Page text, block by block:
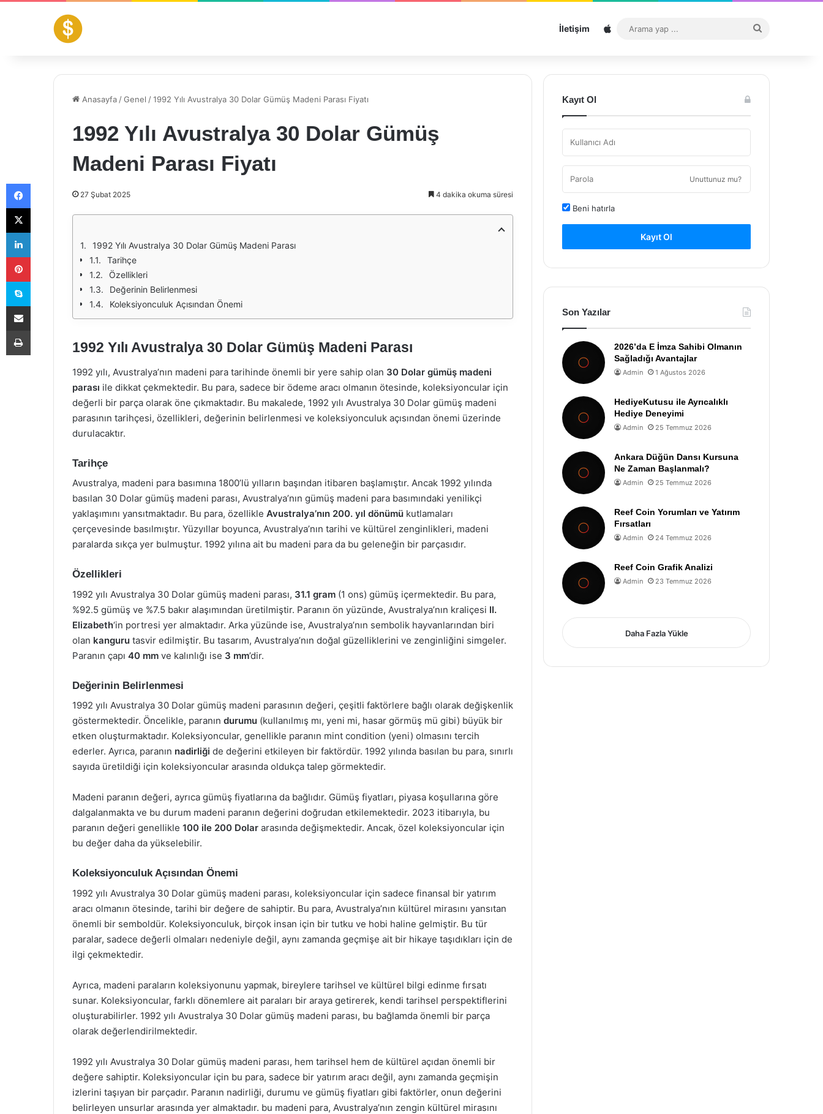
İletişim Sitemap
...
Anasayfa /Genel /1992 Yılı Avustralya 30 Dolar Gümüş Madeni Parası Fiyatı
1992 Yılı Avustralya 30 Dolar Gümüş
Madeni Parası Fiyatı
27 Şubat 2025 4 dakika okuma süresi
1992 Yılı Avustralya 30 Dolar Gümüş Madeni Parası
Tarihçe
Özellikleri
Değerinin Belirlenmesi
Koleksiyonculuk Açısından Önemi
1992 Yılı Avustralya 30 Dolar Gümüş Madeni Parası
1992 yılı, Avustralya’nın madeni para tarihinde önemli bir yere sahip olan 30 Dolar gümüş madeni
parası ile dikkat çekmektedir. Bu para, sadece bir ödeme aracı olmanın ötesinde, koleksiyoncular için
değerli bir parça olarak öne çıkmaktadır. Bu makalede, 1992 yılı Avustralya 30 Dolar gümüş madeni
parasının tarihçesi, özellikleri, değerinin belirlenmesi ve koleksiyonculuk açısından önemi üzerinde
durulacaktır.
Tarihçe
Avustralya, madeni para basımına 1800’lü yılların başından itibaren başlamıştır. Ancak 1992 yılında
basılan 30 Dolar gümüş madeni parası, Avustralya’nın gümüş madeni para basımındaki yenilikçi
yaklaşımını yansıtmaktadır. Bu para, özellikle Avustralya’nın 200. yıl dönümü kutlamaları
çerçevesinde basılmıştır. Yüzyıllar boyunca, Avustralya’nın tarihi ve kültürel zenginlikleri, madeni
paralarda sıkça yer bulmuştur. 1992 yılına ait bu madeni para da bu geleneğin bir parçasıdır.
Özellikleri
1992 yılı Avustralya 30 Dolar gümüş madeni parası, 31.1 gram (1 ons) gümüş içermektedir. Bu para,
%92.5 gümüş ve %7.5 bakır alaşımından üretilmiştir. Paranın ön yüzünde, Avustralya’nın kraliçesi II.
Elizabeth‘in portresi yer almaktadır. Arka yüzünde ise, Avustralya’nın sembolik hayvanlarından biri
olan kanguru tasvir edilmiştir. Bu tasarım, Avustralya’nın doğal güzelliklerini ve zenginliğini simgeler.
Paranın çapı 40 mm ve kalınlığı ise 3 mm’dir.
Değerinin Belirlenmesi
1992 yılı Avustralya 30 Dolar gümüş madeni parasının değeri, çeşitli faktörlere bağlı olarak değişkenlik
göstermektedir. Öncelikle, paranın durumu (kullanılmış mı, yeni mi, hasar görmüş mü gibi) büyük bir
etken oluşturmaktadır. Koleksiyoncular, genellikle paranın mint condition (yeni) olmasını tercih
ederler. Ayrıca, paranın nadirliği de değerini etkileyen bir faktördür. 1992 yılında basılan bu para, sınırlı
sayıda üretildiği için koleksiyoncular arasında oldukça talep görmektedir.
Madeni paranın değeri, ayrıca gümüş fiyatlarına da bağlıdır. Gümüş fiyatları, piyasa koşullarına göre
dalgalanmakta ve bu durum madeni paranın değerini doğrudan etkilemektedir. 2023 itibarıyla, bu
paranın değeri genellikle 100 ile 200 Dolar arasında değişmektedir. Ancak, özel koleksiyoncular için
bu değer daha da yükselebilir.
Koleksiyonculuk Açısından Önemi
1992 yılı Avustralya 30 Dolar gümüş madeni parası, koleksiyoncular için sadece finansal bir yatırım
aracı olmanın ötesinde, tarihi bir değere de sahiptir. Bu para, Avustralya’nın kültürel mirasını yansıtan
önemli bir semboldür. Koleksiyonculuk, birçok insan için bir tutku ve hobi haline gelmiştir. Bu tür
paralar, sadece değerli olmaları nedeniyle değil, aynı zamanda geçmişe ait bir hikaye taşıdıkları için de
ilgi çekmektedir.
Ayrıca, madeni paraların koleksiyonunu yapmak, bireylere tarihsel ve kültürel bilgi edinme fırsatı
sunar. Koleksiyoncular, farklı dönemlere ait paraları bir araya getirerek, kendi tarihsel perspektiflerini
oluşturabilirler. 1992 yılı Avustralya 30 Dolar gümüş madeni parası, bu bağlamda önemli bir parça
olarak değerlendirilmektedir.
1992 yılı Avustralya 30 Dolar gümüş madeni parası, hem tarihsel hem de kültürel açıdan önemli bir
değere sahiptir. Koleksiyoncular için bu para, sadece bir yatırım aracı değil, aynı zamanda geçmişin
izlerini taşıyan bir parçadır. Paranın nadirliği, durumu ve gümüş fiyatları gibi faktörler, onun değerini
belirleyen unsurlar arasında yer almaktadır. bu madeni para, Avustralya’nın zengin kültürel mirasını
Kayıt Ol
Unuttunuz mu?
Beni hatırla
Kayıt Ol
Son Yazılar
2026’da E İmza Sahibi Olmanın
Sağladığı Avantajlar
Admin 1 Ağustos 2026
HediyeKutusu ile Ayrıcalıklı
Hediye Deneyimi
Admin 25 Temmuz 2026
Ankara Düğün Dansı Kursuna
Ne Zaman Başlanmalı?
Admin 25 Temmuz 2026
Reef Coin Yorumları ve Yatırım
Fırsatları
Admin 24 Temmuz 2026
Reef Coin Grafik Analizi
Admin 23 Temmuz 2026
Daha Fazla Yükle
Facebook
X
LinkedIn
Pinterest
Skype
E-Posta ile paylaş